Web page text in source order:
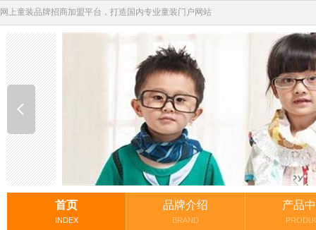
网上童装品牌招商加盟平台，打造国内专业童装门户网站
首页
INDEX
品牌介绍
BRAND
产品